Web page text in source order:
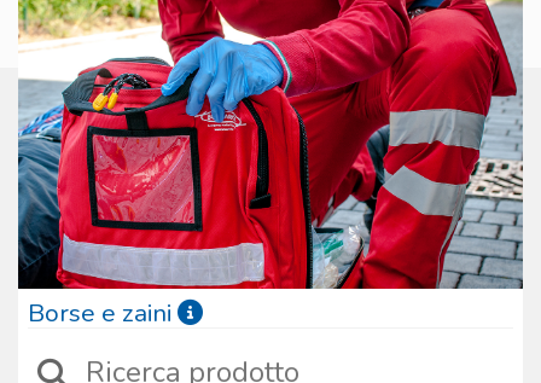
Borse e zaini
collaborazione con medici e soccorritori, con esperti di salvataggio